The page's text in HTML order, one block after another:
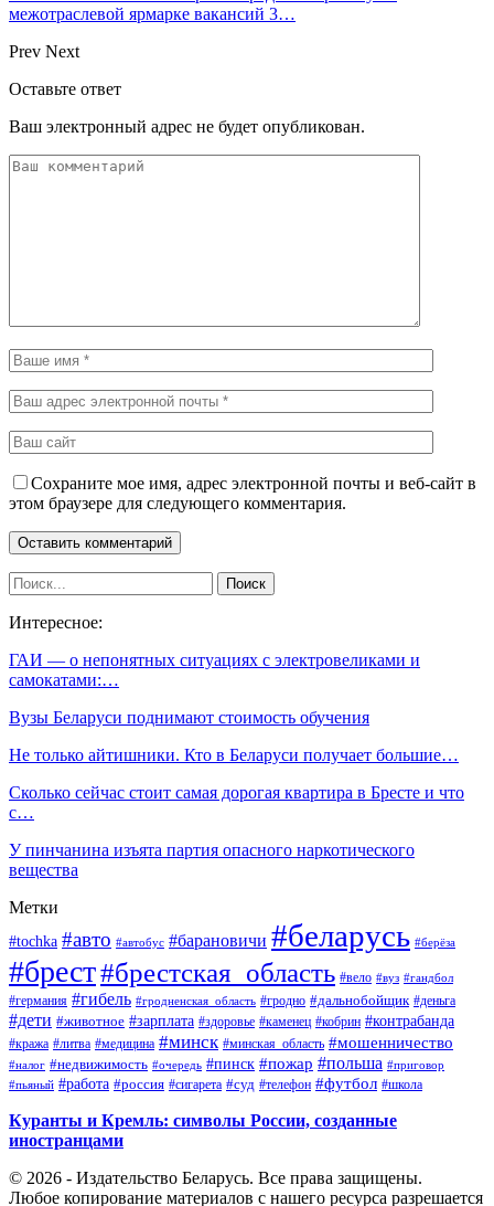
межотраслевой ярмарке вакансий 3…
Prev Next
Оставьте ответ
Ваш электронный адрес не будет опубликован.
Сохраните мое имя, адрес электронной почты и веб-сайт в
этом браузере для следующего комментария.
Интересное:
ГАИ — о непонятных ситуациях с электровеликами и
самокатами:…
Вузы Беларуси поднимают стоимость обучения
Не только айтишники. Кто в Беларуси получает большие…
Сколько сейчас стоит самая дорогая квартира в Бресте и что
с…
У пинчанина изъята партия опасного наркотического
вещества
Метки
#tochka #авто #автобус #барановичи #беларусь #берёза
#брест#брестская_область #вело #вуз #гандбол
#германия #гибель #гродненская_область #гродно #дальнобойщик #деньга
#дети #животное #зарплата #здоровье #каменец #кобрин #контрабанда
#кража #литва #медицина #минск #минская_область #мошенничество
#налог #недвижимость #очередь #пинск #пожар #польша #приговор
#пьяный #работа #россия #сигарета #суд #телефон #футбол #школа
Куранты и Кремль: символы России, созданные
иностранцами
© 2026 - Издательство Беларусь. Все права защищены.
Любое копирование материалов с нашего ресурса разрешается